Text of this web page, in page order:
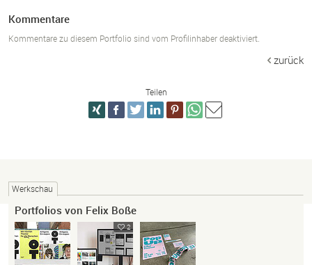
Kommentare
Kommentare zu diesem Portfolio sind vom Profilinhaber deaktiviert.
zurück
Teilen
Werkschau
Portfolios von Felix Boße
2